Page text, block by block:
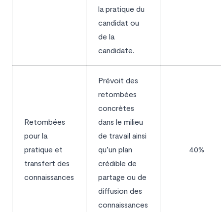
la pratique du
candidat ou
de la
candidate.
Retombées
pour la
pratique et
transfert des
connaissances
Prévoit des
retombées
concrètes
dans le milieu
de travail ainsi
qu’un plan
crédible de
partage ou de
diffusion des
connaissances
40%